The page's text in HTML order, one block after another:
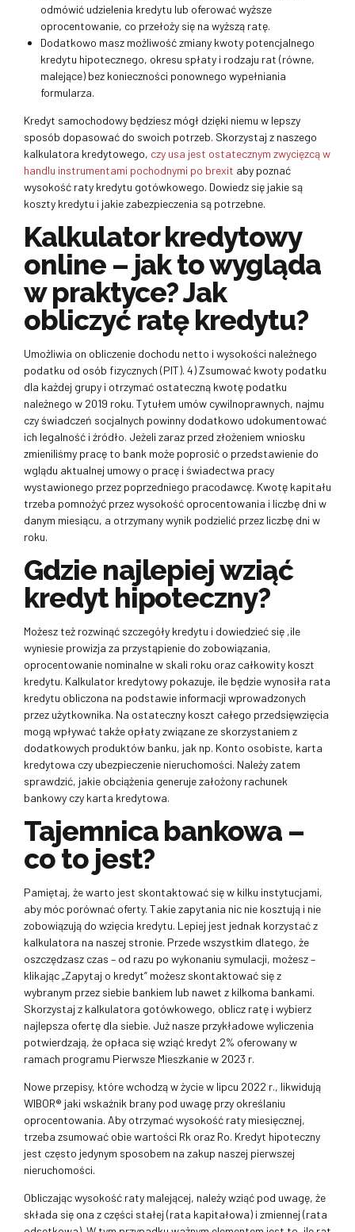
odmówić udzielenia kredytu lub oferować wyższe
oprocentowanie, co przełoży się na wyższą ratę.
Dodatkowo masz możliwość zmiany kwoty potencjalnego
kredytu hipotecznego, okresu spłaty i rodzaju rat (równe,
malejące) bez konieczności ponownego wypełniania
formularza.
Kredyt samochodowy będziesz mógł dzięki niemu w lepszy
sposób dopasować do swoich potrzeb. Skorzystaj z naszego
kalkulatora kredytowego, czy usa jest ostatecznym zwycięzcą w
handlu instrumentami pochodnymi po brexit aby poznać
wysokość raty kredytu gotówkowego. Dowiedz się jakie są
koszty kredytu i jakie zabezpieczenia są potrzebne.
Kalkulator kredytowy
online – jak to wygląda
w praktyce? Jak
obliczyć ratę kredytu?
Umożliwia on obliczenie dochodu netto i wysokości należnego
podatku od osób fizycznych (PIT). 4) Zsumować kwoty podatku
dla każdej grupy i otrzymać ostateczną kwotę podatku
należnego w 2019 roku. Tytułem umów cywilnoprawnych, najmu
czy świadczeń socjalnych powinny dodatkowo udokumentować
ich legalność i źródło. Jeżeli zaraz przed złożeniem wniosku
zmieniliśmy pracę to bank może poprosić o przedstawienie do
wglądu aktualnej umowy o pracę i świadectwa pracy
wystawionego przez poprzedniego pracodawcę. Kwotę kapitału
trzeba pomnożyć przez wysokość oprocentowania i liczbę dni w
danym miesiącu, a otrzymany wynik podzielić przez liczbę dni w
roku.
Gdzie najlepiej wziąć
kredyt hipoteczny?
Możesz też rozwinąć szczegóły kredytu i dowiedzieć się ,ile
wyniesie prowizja za przystąpienie do zobowiązania,
oprocentowanie nominalne w skali roku oraz całkowity koszt
kredytu. Kalkulator kredytowy pokazuje, ile będzie wynosiła rata
kredytu obliczona na podstawie informacji wprowadzonych
przez użytkownika. Na ostateczny koszt całego przedsięwzięcia
mogą wpływać także opłaty związane ze skorzystaniem z
dodatkowych produktów banku, jak np. Konto osobiste, karta
kredytowa czy ubezpieczenie nieruchomości. Należy zatem
sprawdzić, jakie obciążenia generuje założony rachunek
bankowy czy karta kredytowa.
Tajemnica bankowa –
co to jest?
Pamiętaj, że warto jest skontaktować się w kilku instytucjami,
aby móc porównać oferty. Takie zapytania nic nie kosztują i nie
zobowiązują do wzięcia kredytu. Lepiej jest jednak korzystać z
kalkulatora na naszej stronie. Przede wszystkim dlatego, że
oszczędzasz czas – od razu po wykonaniu symulacji, możesz –
klikając „Zapytaj o kredyt” możesz skontaktować się z
wybranym przez siebie bankiem lub nawet z kilkoma bankami.
Skorzystaj z kalkulatora gotówkowego, oblicz ratę i wybierz
najlepsza ofertę dla siebie. Już nasze przykładowe wyliczenia
potwierdzają, że opłaca się wziąć kredyt 2% oferowany w
ramach programu Pierwsze Mieszkanie w 2023 r.
Nowe przepisy, które wchodzą w życie w lipcu 2022 r., likwidują
WIBOR® jaki wskaźnik brany pod uwagę przy określaniu
oprocentowania. Aby otrzymać wysokość raty miesięcznej,
trzeba zsumować obie wartości Rk oraz Ro. Kredyt hipoteczny
jest często jedynym sposobem na zakup naszej pierwszej
nieruchomości.
Obliczając wysokość raty malejącej, należy wziąć pod uwagę, że
składa się ona z części stałej (rata kapitałowa) i zmiennej (rata